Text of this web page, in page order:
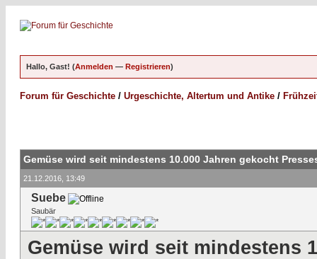
Hallo, Gast! (Anmelden — Registrieren)
Forum für Geschichte / Urgeschichte, Altertum und Antike /
Gemüse wird seit mindestens 10.000 Jahren gekocht
21.12.2016, 13:49
Suebe
Saubär
Gemüse wird seit mindestens